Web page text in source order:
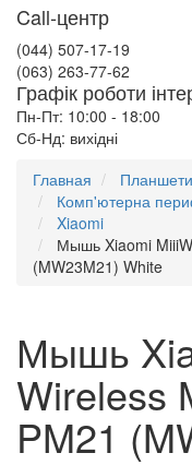
Call-центр
(044) 507-17-19
(063) 263-77-62
Графік роботи
Пн-Пт: 10:00 - 18:00
Сб-Нд: вихідні
Главная
Комп'ютерна
Xiaomi
Мышь Xiaomi
(MW23M21) White
Мышь
Wireless
PM21